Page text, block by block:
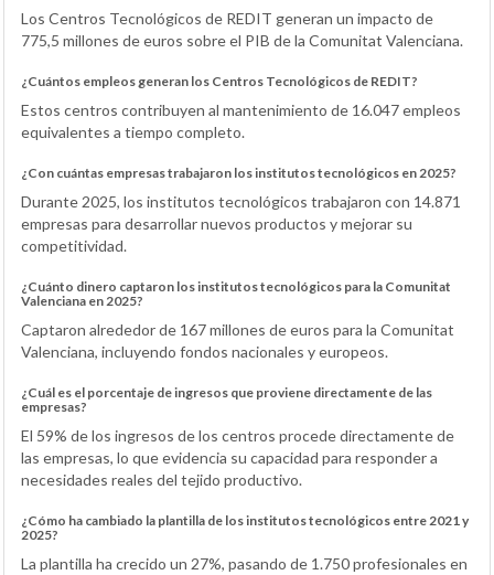
Los Centros Tecnológicos de REDIT generan un impacto de
775,5 millones de euros sobre el PIB de la Comunitat Valenciana.
¿Cuántos empleos generan los Centros Tecnológicos de REDIT?
Estos centros contribuyen al mantenimiento de 16.047 empleos
equivalentes a tiempo completo.
¿Con cuántas empresas trabajaron los institutos tecnológicos en 2025?
Durante 2025, los institutos tecnológicos trabajaron con 14.871
empresas para desarrollar nuevos productos y mejorar su
competitividad.
¿Cuánto dinero captaron los institutos tecnológicos para la Comunitat
Valenciana en 2025?
Captaron alrededor de 167 millones de euros para la Comunitat
Valenciana, incluyendo fondos nacionales y europeos.
¿Cuál es el porcentaje de ingresos que proviene directamente de las
empresas?
El 59% de los ingresos de los centros procede directamente de
las empresas, lo que evidencia su capacidad para responder a
necesidades reales del tejido productivo.
¿Cómo ha cambiado la plantilla de los institutos tecnológicos entre 2021 y
2025?
La plantilla ha crecido un 27%, pasando de 1.750 profesionales en